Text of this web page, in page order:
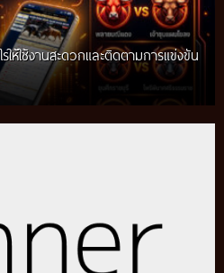
ห้ใช้งานสะดวกและติดตามการแข่งขัน